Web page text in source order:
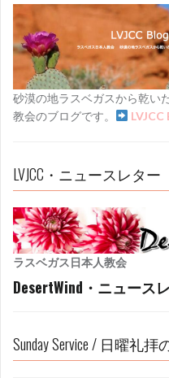
ョ
ン
砂漠の地ラスベガスから乾い
教会のブログです。
LVJCC
LVJCC・ニュースレター
ラスベガス日本人教会
DesertWind・ニュース
Sunday Service / 日曜礼